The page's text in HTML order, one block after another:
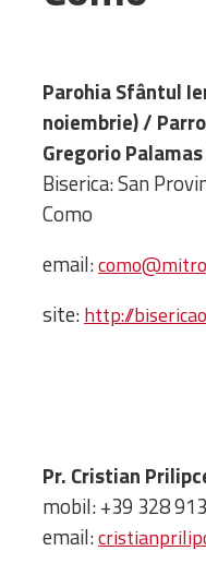
Parohia Sfântul
noiembrie) /
Gregorio
Biserica: San
Como
email:
site:http://
Pr. Cristian
mobil: +39 328
email: